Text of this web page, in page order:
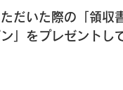
だいた際の「領
」をプレゼントし